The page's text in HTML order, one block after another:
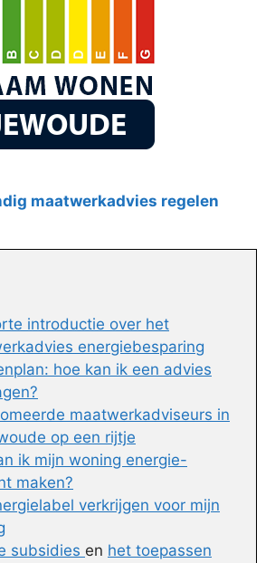
maatwerkadvies regelen
introductie over het
energiebesparing
hoe kan ik een advies
maatwerkadviseurs in
op een rijtje
ik mijn woning energie-
maken?
verkrijgen voor mijn
subsidies en het toepassen